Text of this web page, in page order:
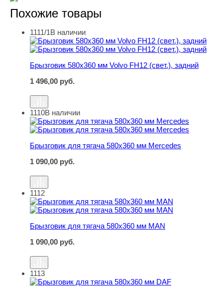
Похожие товары
Брызговик 580х360 мм Volvo FH12 (свет.), задний
1111/1В наличии
Брызговик 580х360 мм Volvo FH12 (свет.), задний
1 496,00 руб.
Брызговик для тягача 580х360 мм Mercedes
1110В наличии
Брызговик для тягача 580х360 мм Mercedes
1 090,00 руб.
Брызговик для тягача 580х360 мм MAN
1112
Брызговик для тягача 580х360 мм MAN
1 090,00 руб.
Брызговик для тягача 580х360 мм DAF
1113